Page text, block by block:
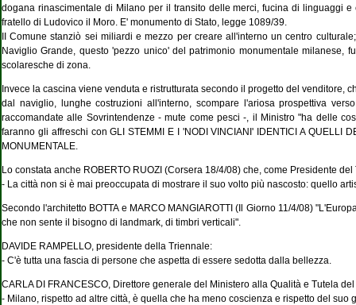
dogana rinascimentale di Milano per il transito delle merci, fucina di linguaggi
fratello di Ludovico il Moro. E' monumento di Stato, legge 1089/39.
II Comune stanziò sei miliardi e mezzo per creare all'interno un centro
Naviglio Grande, questo 'pezzo unico' del patrimonio monumentale
scolaresche di zona.
Invece la cascina viene venduta e ristrutturata secondo il progetto del venditore,
dal naviglio, lunghe costruzioni all'interno, scompare l'ariosa prospettiva
raccomandate alle Sovrintendenze - mute come pesci -, il Ministro "ha delle
faranno gli affreschi con GLI STEMMI E I 'NODI VINCIANI' IDENTICI A QUELLI
MONUMENTALE.
Lo constata anche ROBERTO RUOZI (Corsera 18/4/08) che, come Presidente
- La città non si è mai preoccupata di mostrare il suo volto più nascosto: quello
Secondo l'architetto BOTTA e MARCO MANGIAROTTI (Il Giorno 11/4/08)
che non sente il bisogno di landmark, di timbri verticali".
DAVIDE RAMPELLO, presidente della Triennale:
- C'è tutta una fascia di persone che aspetta di essere sedotta dalla bellezza.
CARLA DI FRANCESCO, Direttore generale del Ministero alla Qualità e Tutela
- Milano, rispetto ad altre città, è quella che ha meno coscienza e rispetto del suo